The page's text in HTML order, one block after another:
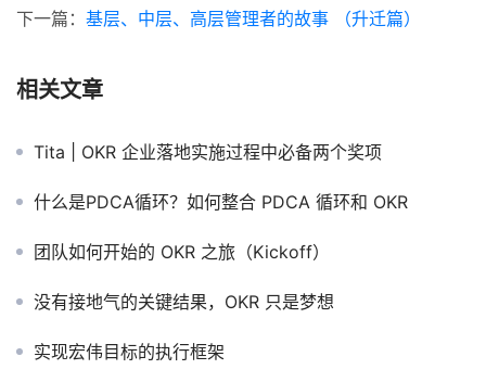
下一篇： 基层、中层、高层管理者的故事 （升迁篇）
相关文章
Tita | OKR 企业落地实施过程中必备两个奖项
什么是PDCA循环？如何整合 PDCA 循环和 OKR
团队如何开始的 OKR 之旅（Kickoff）
没有接地气的关键结果，OKR 只是梦想
实现宏伟目标的执行框架